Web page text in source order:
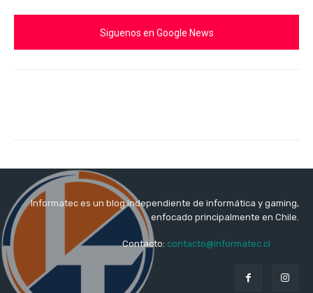
Siguenos en Google News
Informatec es un blog independiente de informática y gaming,
enfocado principalmente en Chile.
Contacto: contacto@informatec.cl